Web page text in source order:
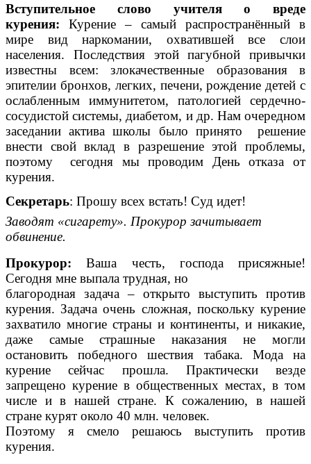
Вступительное слово учителя о вреде
курения: Курение – самый распространённый в
мире вид наркомании, охватившей все слои
населения. Последствия этой пагубной привычки
известны всем: злокачественные образования в
эпителии бронхов, легких, печени, рождение детей с
ослабленным иммунитетом, патологией сердечно-
сосудистой системы, диабетом, и др. Нам очередном
заседании актива школы было принято решение
внести свой вклад в разрешение этой проблемы,
поэтому сегодня мы проводим День отказа от
курения.
Секретарь: Прошу всех встать! Суд идет!
Заводят «сигарету». Прокурор зачитывает
обвинение.
Прокурор:Ваша честь, господа присяжные!
Сегодня мне выпала трудная, но
благородная задача – открыто выступить против
курения. Задача очень сложная, поскольку курение
захватило многие страны и континенты, и никакие,
даже самые страшные наказания не могли
остановить победного шествия табака. Мода на
курение сейчас прошла. Практически везде
запрещено курение в общественных местах, в том
числе и в нашей стране. К сожалению, в нашей
стране курят около 40 млн. человек.
Поэтому я смело решаюсь выступить против
курения.